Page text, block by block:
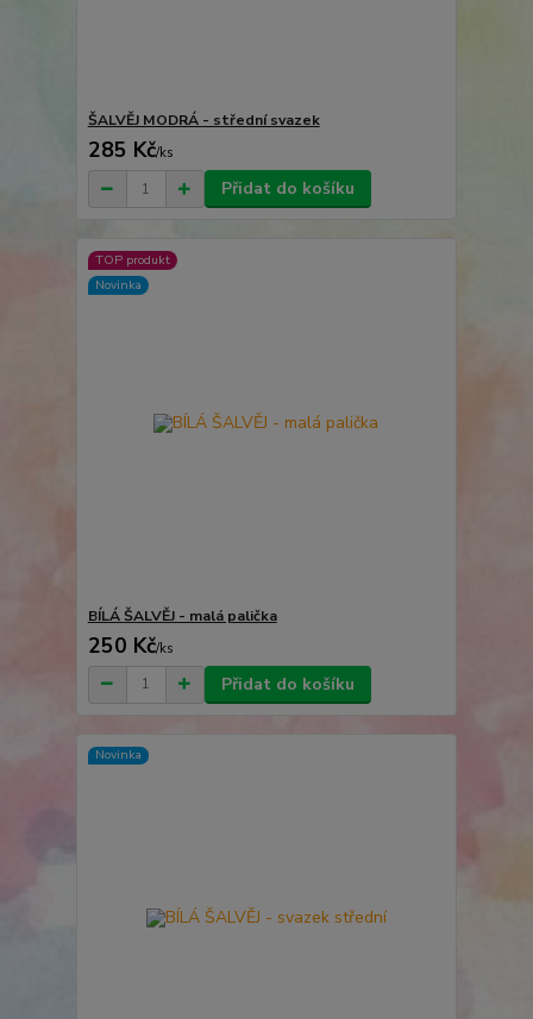
ŠALVĚJ MODRÁ - střední svazek
285 Kč/ks
Přidat do košíku
TOP produkt
Novinka
BÍLÁ ŠALVĚJ - malá palička
250 Kč/ks
Přidat do košíku
Novinka